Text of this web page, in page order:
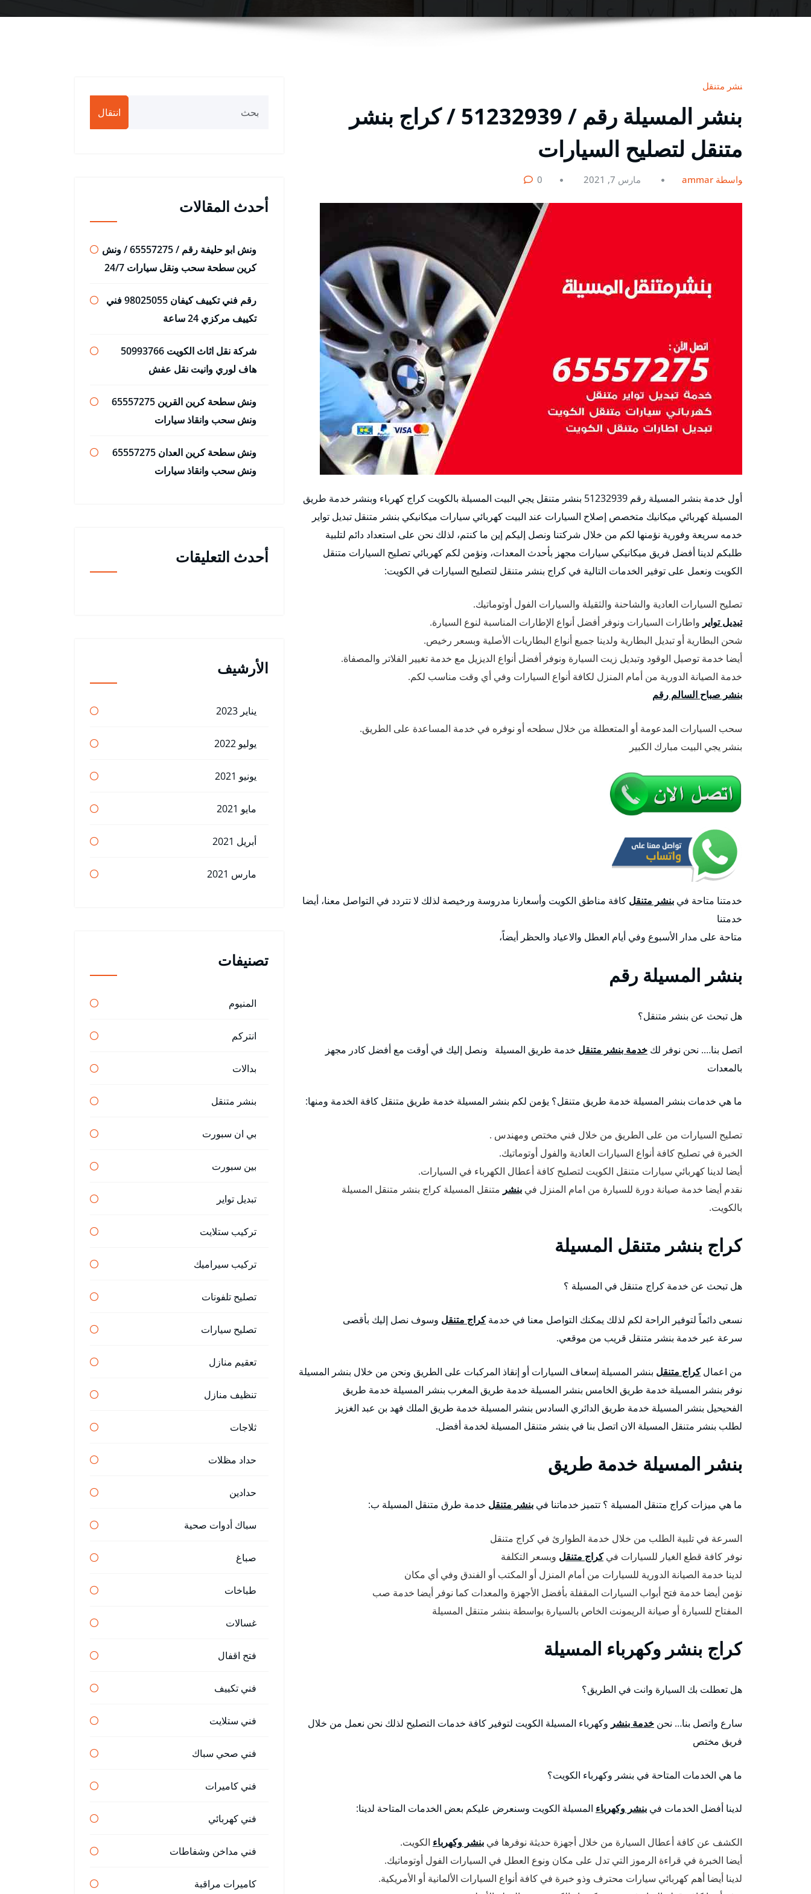
بنشر متنقل
بنشر المسيلة رقم / 51232939‬ / كراج بنشر
متنقل لتصليح السيارات
بواسطة ammar مارس 7, 2021 0
أول خدمة بنشر المسيلة رقم 51232939‬ بنشر متنقل يجي البيت المسيلة بالكويت كراج كهرباء وبنشر خدمة طريق
المسيلة كهربائي ميكانيك متخصص إصلاح السيارات عند البيت كهربائي سيارات ميكانيكي بنشر متنقل تبديل تواير
خدمه سريعة وفورية نؤمنها لكم من خلال شركتنا ونصل إليكم إين ما كنتم، لذلك نحن على استعداد دائم لتلبية
طلبكم لدينا أفضل فريق ميكانيكي سيارات مجهز بأحدث المعدات، ونؤمن لكم كهربائي تصليح السيارات متنقل
الكويت ونعمل على توفير الخدمات التالية في كراج بنشر متنقل لتصليح السيارات في الكويت:
تصليح السيارات العادية والشاحنة والثقيلة والسيارات الفول أوتوماتيك.
تبديل تواير واطارات السيارات ونوفر أفضل أنواع الإطارات المناسبة لنوع السيارة.
شحن البطارية أو تبديل البطارية ولدينا جميع أنواع البطاريات الأصلية وبسعر رخيص.
أيضا خدمة توصيل الوقود وتبديل زيت السيارة ونوفر أفضل أنواع الديزيل مع خدمة تغيير الفلاتر والمصفاة.
خدمة الصيانة الدورية من أمام المنزل لكافة أنواع السيارات وفي أي وقت مناسب لكم.
بنشر صباح السالم رقم
سحب السيارات المدعومة أو المتعطلة من خلال سطحه أو نوفره في خدمة المساعدة على الطريق.
بنشر يجي البيت مبارك الكبير
خدمتنا متاحة في بنشر متنقل كافة مناطق الكويت وأسعارنا مدروسة ورخيصة لذلك لا تتردد في التواصل معنا، أيضا
خدمتنا
متاحة على مدار الأسبوع وفي أيام العطل والاعياد والحظر أيضاً،
بنشر المسيلة رقم
هل تبحث عن بنشر متنقل؟
اتصل بنا…. نحن نوفر لك خدمة بنشر متنقل خدمة طريق المسيلة ونصل إليك في أوقت مع أفضل كادر مجهز
بالمعدات
ما هي خدمات بنشر المسيلة خدمة طريق متنقل؟ يؤمن لكم بنشر المسيلة خدمة طريق متنقل كافة الخدمة ومنها:
تصليح السيارات من على الطريق من خلال فني مختص ومهندس .
الخبرة في تصليح كافة أنواع السيارات العادية والفول أوتوماتيك.
أيضا لدينا كهربائي سيارات متنقل الكويت لتصليح كافة أعطال الكهرباء في السيارات.
نقدم أيضا خدمة صيانة دورة للسيارة من امام المنزل في بنشر متنقل المسيلة كراج بنشر متنقل المسيلة
بالكويت.
كراج بنشر متنقل المسيلة
هل تبحث عن خدمة كراج متنقل في المسيلة ؟
نسعى دائماً لتوفير الراحة لكم لذلك يمكنك التواصل معنا في خدمةكراج متنقل وسوف نصل إليك بأقصى
سرعة عبر خدمة بنشر متنقل قريب من موقعي.
من اعمالكراج متنقل بنشر المسيلة إسعاف السيارات أو إنقاذ المركبات على الطريق ونحن من خلال بنشر المسيلة
نوفر بنشر المسيلة خدمة طريق الخامس بنشر المسيلة خدمة طريق المغرب بنشر المسيلة خدمة طريق
الفحيحيل بنشر المسيلة خدمة طريق الدائري السادس بنشر المسيلة خدمة طريق الملك فهد بن عبد الغزيز
لطلب بنشر متنقل المسيلة الان اتصل بنا في بنشر متنقل المسيلة لخدمة أفضل.
بنشر المسيلة خدمة طريق
ما هي ميزات كراج متنقل المسيلة ؟ تتميز خدماتنا في بنشر متنقل خدمة طرق متنقل المسيلة ب:
السرعة في تلبية الطلب من خلال خدمة الطوارئ في كراج متنقل
نوفر كافة قطع الغيار للسيارات فيكراج متنقل وبسعر التكلفة
لدينا خدمة الصيانة الدورية للسيارات من أمام المنزل أو المكتب أو الفندق وفي أي مكان
نؤمن أيضا خدمة فتح أبواب السيارات المقفلة بأفضل الأجهزة والمعدات كما نوفر أيضا خدمة صب
المفتاح للسيارة أو صيانة الريمونت الخاص بالسيارة بواسطة بنشر متنقل المسيلة
كراج بنشر وكهرباء المسيلة
هل تعطلت بك السيارة وانت في الطريق؟
سارع واتصل بنا… نحن خدمة بنشر وكهرباء المسيلة الكويت لتوفير كافة خدمات التصليح لذلك نحن نعمل من خلال
فريق مختص
ما هي الخدمات المتاحة في بنشر وكهرباء الكويت؟
لدينا أفضل الخدمات في بنشر وكهرباء المسيلة الكويت وسنعرض عليكم بعض الخدمات المتاحة لدينا:
الكشف عن كافة أعطال السيارة من خلال أجهزة حديثة نوفرها في بنشر وكهرباء الكويت.
أيضا الخبرة في قراءة الرموز التي تدل على مكان ونوع العطل في السيارات الفول أوتوماتيك.
لدينا أيضا أهم كهربائي سيارات محترف وذو خبرة في كافة أنواع السيارات الألمانية أو الأمريكية.
انتقال
أحدث المقالات
ونش ابو حليفة رقم / 65557275 / ونش
كرين سطحة سحب ونقل سيارات 24/7
رقم فني تكييف كيفان 98025055 فني
تكييف مركزي 24 ساعة
شركة نقل اثاث الكويت 50993766
هاف لوري وانيت نقل عفش
ونش سطحة كرين القرين 65557275
ونش سحب وانقاذ سيارات
ونش سطحة كرين العدان 65557275
ونش سحب وانقاذ سيارات
أحدث التعليقات
الأرشيف
يناير 2023
يوليو 2022
يونيو 2021
مايو 2021
أبريل 2021
مارس 2021
تصنيفات
المنيوم
انتركم
بدالات
بنشر متنقل
بي ان سبورت
بين سبورت
تبديل تواير
تركيب ستلايت
تركيب سيراميك
تصليح تلفونات
تصليح سيارات
تعقيم منازل
تنظيف منازل
ثلاجات
حداد مظلات
حدادين
سباك أدوات صحية
صباغ
طباخات
غسالات
فتح اقفال
فني تكييف
فني ستلايت
فني صحي سباك
فني كاميرات
فني كهربائي
فني مداخن وشفاطات
كاميرات مراقبة